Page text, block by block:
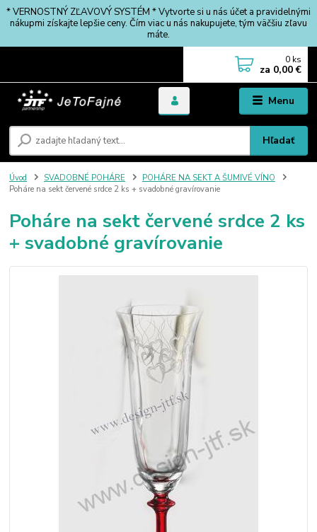
* VERNOSTNÝ ZĽAVOVÝ SYSTÉM * Vytvorte si u nás účet a pravidelnými
nákupmi získajte lepšie ceny. Čím viac u nás nakupujete, tým väčšiu zľavu
máte.
Menu
Hľadať
0 ks
za 0,00 €
Úvod SVADOBNÉ POHÁRE
POHÁRE NA SEKT A ŠUMIVÉ VÍNO
Poháre na sekt červené srdce 2 ks + svadobné gravírovanie
Poháre na sekt červené srdce 2 ks
+ svadobné gravírovanie